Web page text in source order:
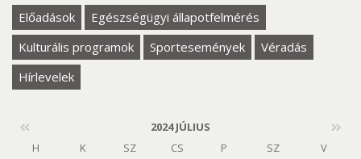
Előadások
Egészségügyi állapotfelmérés
Kulturális programok
Sportesemények
Véradás
Hírlevelek
H K SZ CS P SZ
V
2024 JÚLIUS